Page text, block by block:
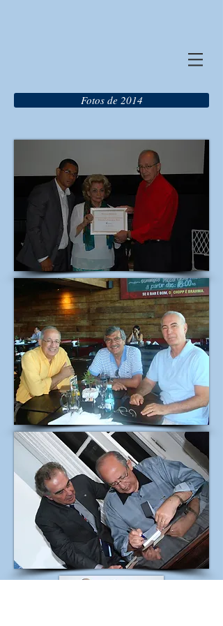
Fotos de 2014